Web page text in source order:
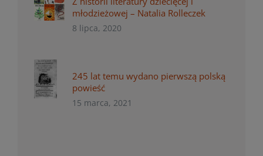
młodzieżowej – Natalia Rolleczek
8 lipca, 2020
245 lat temu wydano pierwszą polską
powieść
15 marca, 2021